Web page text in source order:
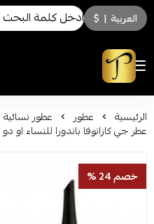
العربية |
$
توسكاني للعطور
الرئيسية عطور عطور نسائية
عطر جي كازانوفا باندورا للنساء او دو
خصم 24 %